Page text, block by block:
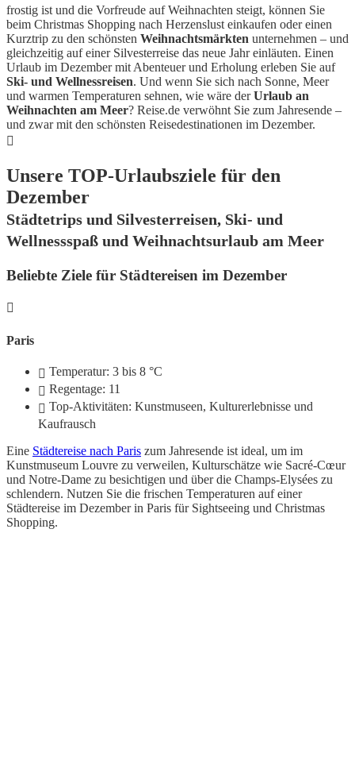
frostig ist und die Vorfreude auf Weihnachten steigt, können Sie
beim Christmas Shopping nach Herzenslust einkaufen oder einen
Kurztrip zu den schönsten Weihnachtsmärkten unternehmen – und
gleichzeitig auf einer Silvesterreise das neue Jahr einläuten. Einen
Urlaub im Dezember mit Abenteuer und Erholung erleben Sie auf
Ski- und Wellnessreisen. Und wenn Sie sich nach Sonne, Meer
und warmen Temperaturen sehnen, wie wäre derUrlaub an
Weihnachten am Meer? Reise.de verwöhnt Sie zum Jahresende –
und zwar mit den schönsten Reisedestinationen im Dezember.
Unsere TOP-Urlaubsziele für den
Dezember
Städtetrips und Silvesterreisen, Ski- und
Wellnessspaß und Weihnachtsurlaub am Meer
Beliebte Ziele für Städtereisen im Dezember
Paris
Temperatur: 3 bis 8 °C
Regentage: 11
Top-Aktivitäten: Kunstmuseen, Kulturerlebnisse und
Kaufrausch
Eine Städtereise nach Paris zum Jahresende ist ideal, um im
Kunstmuseum Louvre zu verweilen, Kulturschätze wie Sacré-Cœur
und Notre-Dame zu besichtigen und über die Champs-Elysées zu
schlendern. Nutzen Sie die frischen Temperaturen auf einer
Städtereise im Dezember in Paris für Sightseeing und Christmas
Shopping.